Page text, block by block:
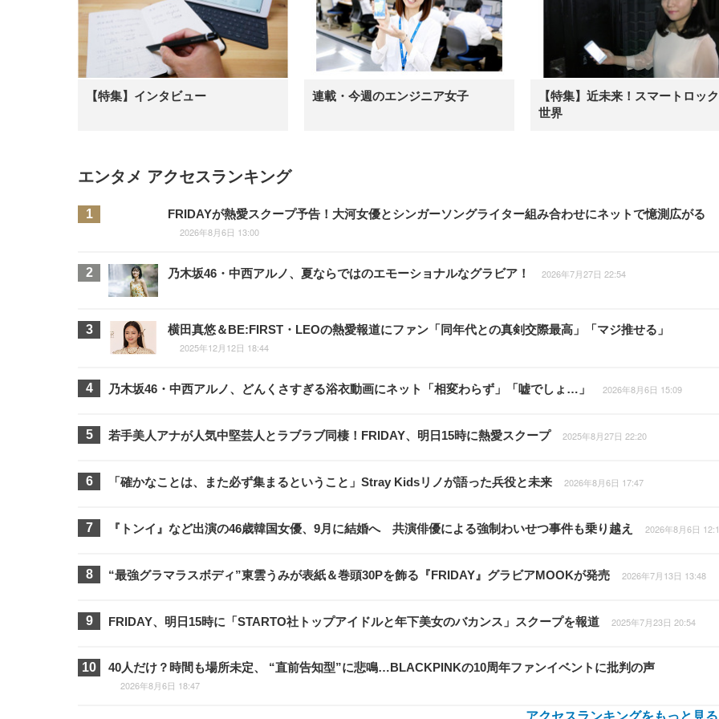
【特集】インタビュー 連載・今週のエンジニア女子
【特集】近未来！スマートロッ
世界
エンタメ アクセスランキング
FRIDAYが熱愛スクープ予告！大河女優とシンガーソングライター組み合わせにネットで憶測広がる
2026年8月6日 13:00
乃木坂46・中西アルノ、夏ならではのエモーショナルなグラビア！ 2026年7月27日 22:54
横田真悠＆BE:FIRST・LEOの熱愛報道にファン「同年代との真剣交際最高」「マジ推せる」
2025年12月12日 18:44
乃木坂46・中西アルノ、どんくさすぎる浴衣動画にネット「相変わらず」「嘘でしょ…」 2026年8月6日 15:09
若手美人アナが人気中堅芸人とラブラブ同棲！FRIDAY、明日15時に熱愛スクープ 2025年8月27日 22:20
「確かなことは、また必ず集まるということ」Stray Kidsリノが語った兵役と未来 2026年8月6日 17:47
『トンイ』など出演の46歳韓国女優、9月に結婚へ 共演俳優による強制わいせつ事件も乗り越え 2026年8月6日
“最強グラマラスボディ”東雲うみが表紙＆巻頭30Pを飾る『FRIDAY』グラビアMOOKが発売 2026年7月13日 13:48
FRIDAY、明日15時に「STARTO社トップアイドルと年下美女のバカンス」スクープを報道 2025年7月23日 20:54
40人だけ？時間も場所未定、 “直前告知型”に悲鳴…BLACKPINKの10周年ファンイベントに批判の声
2026年8月6日 18:47
アクセスランキングをもっと見る